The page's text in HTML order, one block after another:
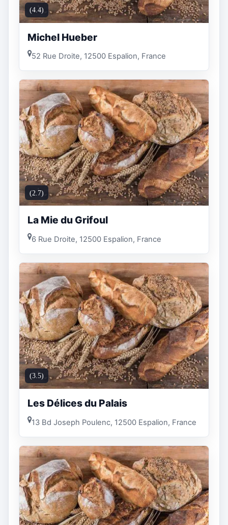
(4.4)
Michel Hueber
52 Rue Droite, 12500 Espalion, France
(2.7)
La Mie du Grifoul
6 Rue Droite, 12500 Espalion, France
(3.5)
Les Délices du Palais
13 Bd Joseph Poulenc, 12500 Espalion, France